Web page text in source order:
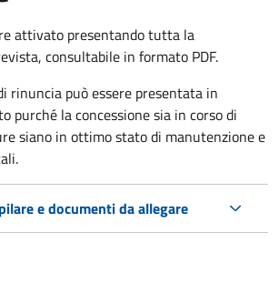
attivato presentando tutta la
consultabile in formato PDF.
rinuncia può essere presentata in
purché la concessione sia in corso di
siano in ottimo stato di manutenzione e
e documenti da allegare